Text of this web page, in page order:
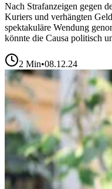
Nach Strafanzeigen gegen
Kuriers und verhängten
spektakuläre Wendung
könnte die Causa politisch
2 Min•08.12.24